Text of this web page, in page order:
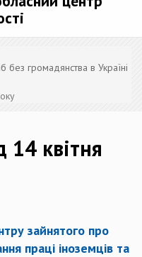
без громадянства в Україні
14 квітня
зайнятого про
праці іноземців та